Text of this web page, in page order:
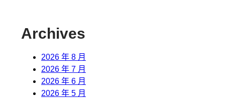
Archives
2026 年 8 月
2026 年 7 月
2026 年 6 月
2026 年 5 月